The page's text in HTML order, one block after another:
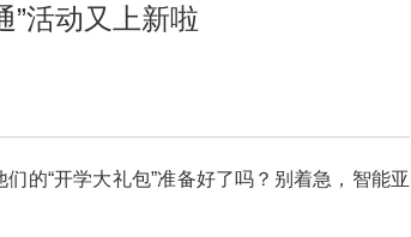
”活动又上新啦
的“开学大礼包”准备好了吗？别着急，智能亚